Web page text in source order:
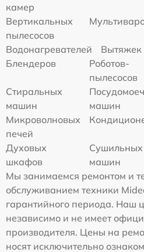
камер
Вертикальных
пылесосов
Водонагревателей
Вытяжек
Блендеров
Роботов-
пылесосов
Стиральных
машин
машин
Микроволновых
печей
Духовых
шкафов
Сушильных
машин
Мы занимаемся ремонтом и
обслуживанием техники
гарантийного периода. Наш
независимо и не имеет
производителя. Цены на
носят исключительно